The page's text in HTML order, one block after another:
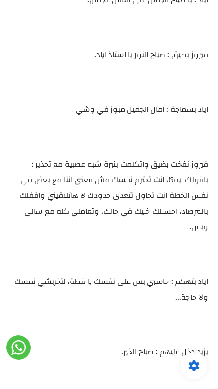
فيروز بضيق : صباح النور يا استاذ اياد.
اياد بسماجة : امال الجميل مبوز في وشي .
فيروز نفخت بضيق واتكلمت بنبرة شبه عصبية مع تحذير :
باقولك ايه؟!، انت تحترم نفسك مش معنى اننا مع بعض في
نفس الخطة انت تحاول تتعدى حدودك لا هاتلاقيني واقفلك
بالمرصاد، احسنلك خليك في حالك، وتعاملي كله مع سالي
وبس.
اياد بتهكم : حاسبي بس على نفسك يا قطة، لتخربشي نفسك
ولا حاجة...
يزيد دخل عليهم : صباح الخير.